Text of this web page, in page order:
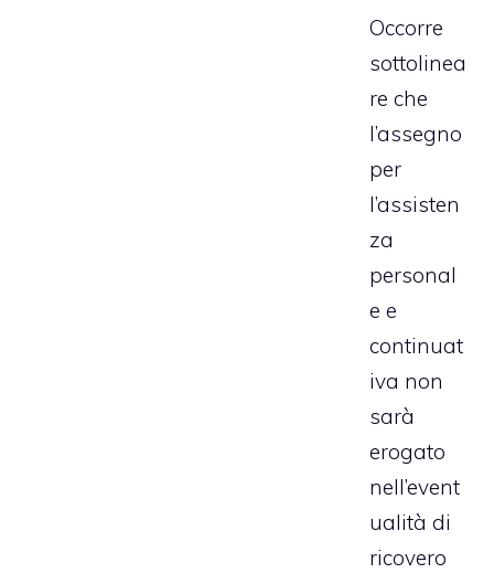
Occorre
sottolinea
re che
l’assegno
per
l’assisten
za
personal
e e
continuat
iva non
sarà
erogato
nell’event
ualità di
ricovero